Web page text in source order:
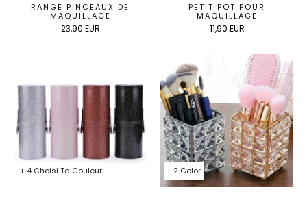
RANGE PINCEAUX DE
MAQUILLAGE
23,90 EUR
PETIT POT POUR
MAQUILLAGE
11,90 EUR
+ 4 Choisi Ta Couleur + 2 Color